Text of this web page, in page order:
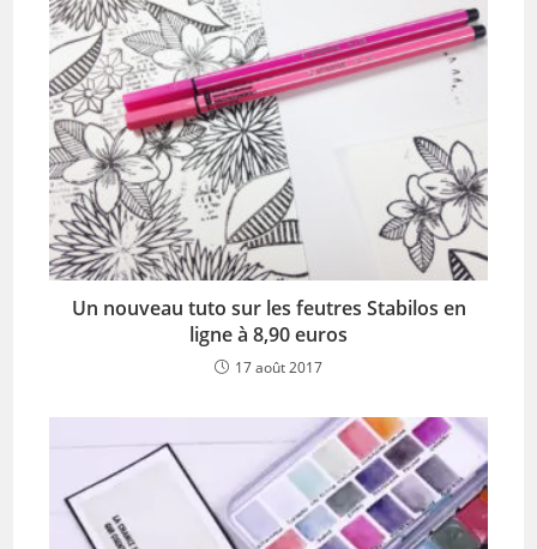
Un nouveau tuto sur les feutres Stabilos en
ligne à 8,90 euros
17 août 2017